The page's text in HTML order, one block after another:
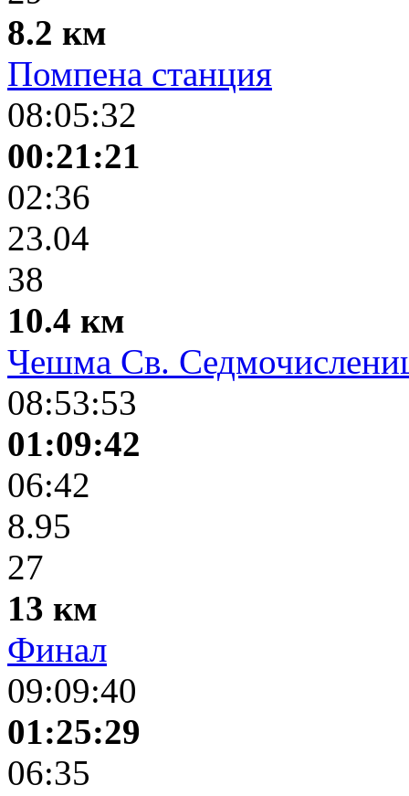
8.2 км
Помпена станция
08:05:32
00:21:21
02:36
23.04
38
10.4 км
Чешма Св.
08:53:53
01:09:42
06:42
8.95
27
13 км
Финал
09:09:40
01:25:29
06:35